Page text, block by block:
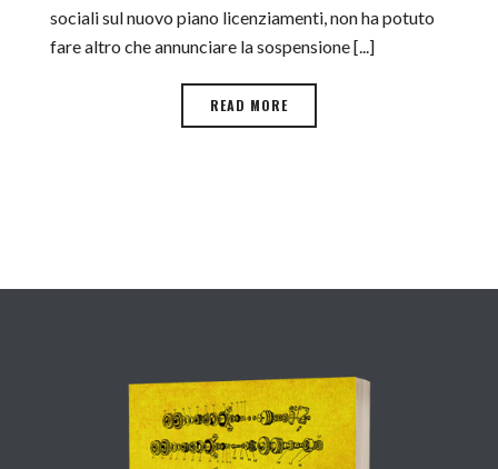
sociali sul nuovo piano licenziamenti, non ha potuto
fare altro che annunciare la sospensione [...]
READ MORE